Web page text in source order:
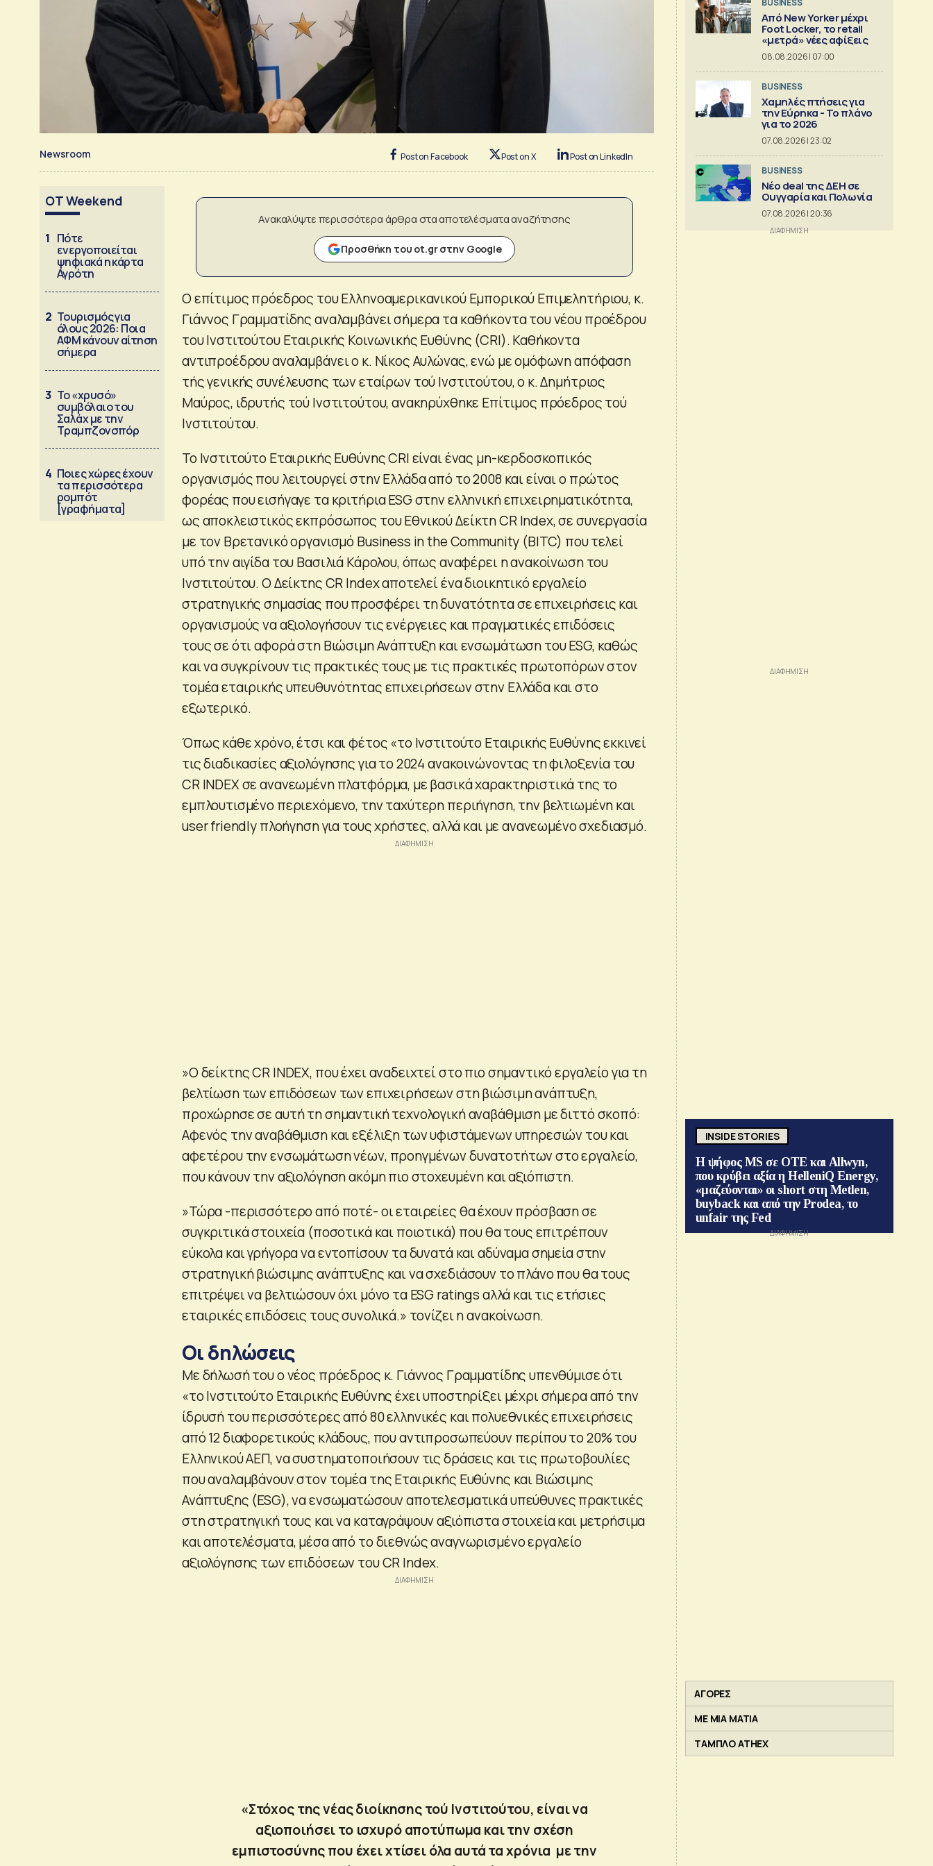
Newsroom Post on Facebook Post on X Post on LinkedIn
OT Weekend
1 Πότε
ενεργοποιείται
ψηφιακά η κάρτα
Αγρότη
2 Τουρισμός για
όλους 2026: Ποια
ΑΦΜ κάνουν αίτηση
σήμερα
3 Το «χρυσό»
συμβόλαιο του
Σαλάχ με την
Τραμπζονσπόρ
4 Ποιες χώρες έχουν
τα περισσότερα
ρομπότ
[γραφήματα]
Ανακαλύψτε περισσότερα άρθρα στα αποτελέσματα αναζήτησης
Προσθήκη του ot.gr στην Google
O επίτιμος πρόεδρος του Ελληνοαμερικανικού Εμπορικού Επιμελητήριου, κ.
Γιάννος Γραμματίδης αναλαμβάνει σήμερα τα καθήκοντα του νέου προέδρου
του Ινστιτούτου Εταιρικής Κοινωνικής Ευθύνης (CRI). Καθήκοντα
αντιπροέδρου αναλαμβάνει ο κ. Νίκος Αυλώνας, ενώ με ομόφωνη απόφαση
τής γενικής συνέλευσης των εταίρων τού Ινστιτούτου, ο κ. Δημήτριος
Μαύρος, ιδρυτής τού Ινστιτούτου, ανακηρύχθηκε Επίτιμος πρόεδρος τού
Ινστιτούτου.
Το Ινστιτούτο Εταιρικής Ευθύνης CRI είναι ένας μη-κερδοσκοπικός
οργανισμός που λειτουργεί στην Ελλάδα από το 2008 και είναι ο πρώτος
φορέας που εισήγαγε τα κριτήρια ESG στην ελληνική επιχειρηματικότητα,
ως αποκλειστικός εκπρόσωπος του Εθνικού Δείκτη CR Index, σε συνεργασία
με τον Βρετανικό οργανισμό Business in the Community (BITC) που τελεί
υπό την αιγίδα του Βασιλιά Κάρολου, όπως αναφέρει η ανακοίνωση του
Ινστιτούτου. Ο Δείκτης CR Index αποτελεί ένα διοικητικό εργαλείο
στρατηγικής σημασίας που προσφέρει τη δυνατότητα σε επιχειρήσεις και
οργανισμούς να αξιολογήσουν τις ενέργειες και πραγματικές επιδόσεις
τους σε ότι αφορά στη Βιώσιμη Ανάπτυξη και ενσωμάτωση του ESG, καθώς
και να συγκρίνουν τις πρακτικές τους με τις πρακτικές πρωτοπόρων στον
τομέα εταιρικής υπευθυνότητας επιχειρήσεων στην Ελλάδα και στο
εξωτερικό.
Όπως κάθε χρόνο, έτσι και φέτος «το Ινστιτούτο Εταιρικής Ευθύνης εκκινεί
τις διαδικασίες αξιολόγησης για το 2024 ανακοινώνοντας τη φιλοξενία του
CR INDEX σε ανανεωμένη πλατφόρμα, με βασικά χαρακτηριστικά της το
εμπλουτισμένο περιεχόμενο, την ταχύτερη περιήγηση, την βελτιωμένη και
user friendly πλοήγηση για τους χρήστες, αλλά και με ανανεωμένο σχεδιασμό.
»Ο δείκτης CR INDEX, που έχει αναδειχτεί στο πιο σημαντικό εργαλείο για τη
βελτίωση των επιδόσεων των επιχειρήσεων στη βιώσιμη ανάπτυξη,
προχώρησε σε αυτή τη σημαντική τεχνολογική αναβάθμιση με διττό σκοπό:
Αφενός την αναβάθμιση και εξέλιξη των υφιστάμενων υπηρεσιών του και
αφετέρου την ενσωμάτωση νέων, προηγμένων δυνατοτήτων στο εργαλείο,
που κάνουν την αξιολόγηση ακόμη πιο στοχευμένη και αξιόπιστη.
»Τώρα -περισσότερο από ποτέ- οι εταιρείες θα έχουν πρόσβαση σε
συγκριτικά στοιχεία (ποσοτικά και ποιοτικά) που θα τους επιτρέπουν
εύκολα και γρήγορα να εντοπίσουν τα δυνατά και αδύναμα σημεία στην
στρατηγική βιώσιμης ανάπτυξης και να σχεδιάσουν το πλάνο που θα τους
επιτρέψει να βελτιώσουν όχι μόνο τα ESG ratings αλλά και τις ετήσιες
εταιρικές επιδόσεις τους συνολικά.» τονίζει η ανακοίνωση.
Οι δηλώσεις
Με δήλωσή του ο νέος πρόεδρος κ. Γιάννος Γραμματίδης υπενθύμισε ότι
«το Ινστιτούτο Εταιρικής Ευθύνης έχει υποστηρίξει μέχρι σήμερα από την
ίδρυσή του περισσότερες από 80 ελληνικές και πολυεθνικές επιχειρήσεις
από 12 διαφορετικούς κλάδους, που αντιπροσωπεύουν περίπου το 20% του
Ελληνικού ΑΕΠ, να συστηματοποιήσουν τις δράσεις και τις πρωτοβουλίες
που αναλαμβάνουν στον τομέα της Εταιρικής Ευθύνης και Βιώσιμης
Ανάπτυξης (ESG), να ενσωματώσουν αποτελεσματικά υπεύθυνες πρακτικές
στη στρατηγική τους και να καταγράψουν αξιόπιστα στοιχεία και μετρήσιμα
και αποτελέσματα, μέσα από το διεθνώς αναγνωρισμένο εργαλείο
αξιολόγησης των επιδόσεων του CR Index.
«Στόχος της νέας διοίκησης τού Ινστιτούτου, είναι να
αξιοποιήσει το ισχυρό αποτύπωμα και την σχέση
εμπιστοσύνης που έχει χτίσει όλα αυτά τα χρόνια με την
BUSINESS
Από New Yorker μέχρι
Foot Locker, το retail
«μετρά» νέες αφίξεις
08.08.2026 | 07:00
BUSINESS
Χαμηλές πτήσεις για
την Εύρηκα - Το πλάνο
για το 2026
07.08.2026 | 23:02
BUSINESS
Νέο deal της ΔΕΗ σε
Ουγγαρία και Πολωνία
07.08.2026 | 20:36
INSIDE STORIES
Η ψήφος MS σε ΟΤΕ και Allwyn,
που κρύβει αξία η HelleniQ Energy,
«μαζεύονται» οι short στη Metlen,
buyback και από την Prodea, το
unfair της Fed
ΑΓΟΡΕΣ
ΜΕ ΜΙΑ ΜΑΤΙΑ
ΤΑΜΠΛΟ ATHEX